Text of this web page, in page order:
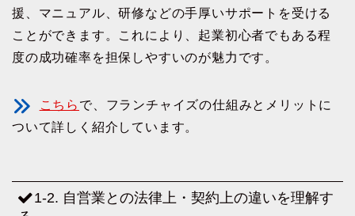
援、マニュアル、研修などの手厚いサポートを受ける
ことができます。これにより、起業初心者でもある程
度の成功確率を担保しやすいのが魅力です。
こちら で、フランチャイズの仕組みとメリットに
ついて詳しく紹介しています。
1-2. 自営業との法律上・契約上の違いを理解す